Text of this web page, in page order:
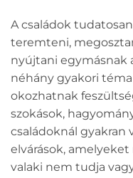
A családok
teremteni,
nyújtani egymásnak
néhány gyakori
okozhatnak
szokások,
családoknál gyakran
elvárások,
valaki nem tudja